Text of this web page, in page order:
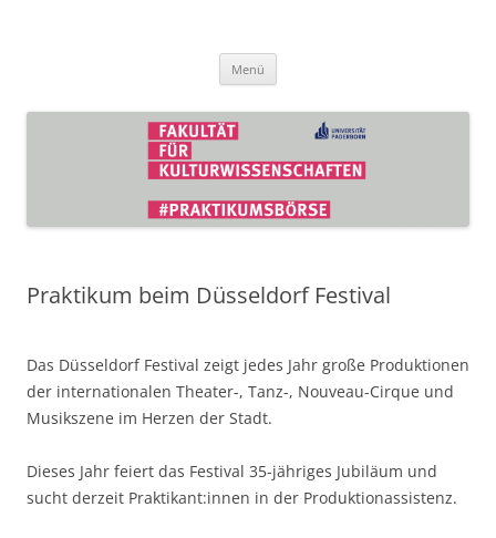
Kulturwissenschaften
Menü
Praktikum beim Düsseldorf Festival
Das Düsseldorf Festival zeigt jedes Jahr große Produktionen
der internationalen Theater-, Tanz-, Nouveau-Cirque und
Musikszene im Herzen der Stadt.
Dieses Jahr feiert das Festival 35-jähriges Jubiläum und
sucht derzeit Praktikant:innen in der Produktionassistenz.